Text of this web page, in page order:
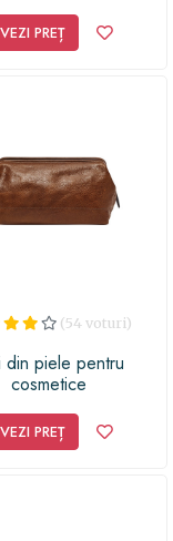
VEZI PREȚ
(54 voturi)
din piele pentru
cosmetice
VEZI PREȚ